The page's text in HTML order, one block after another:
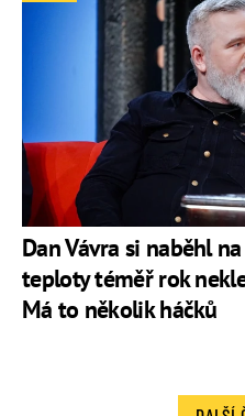
Dan Vávra si naběhl
teploty téměř rok
Má to několik háčků